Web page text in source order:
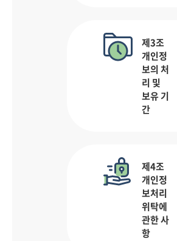
제3조
개인정
보의 처
리 및
보유 기
간
제4조
개인정
보처리
위탁에
관한 사
항